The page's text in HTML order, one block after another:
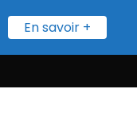
En savoir +